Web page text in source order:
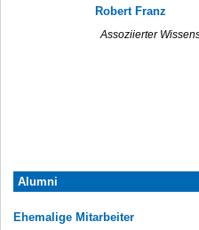
Robert Franz
Assoziierter
Alumni
Ehemalige Mitarbeiter